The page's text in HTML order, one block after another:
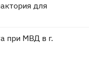
для
при МВД в г.